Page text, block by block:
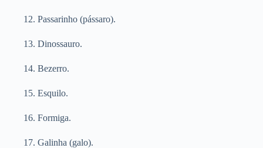
12. Passarinho (pássaro).
13. Dinossauro.
14. Bezerro.
15. Esquilo.
16. Formiga.
17. Galinha (galo).